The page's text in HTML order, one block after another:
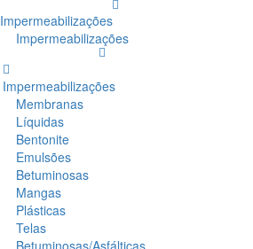
Impermeabilizações
Impermeabilizações
Impermeabilizações
Membranas
Líquidas
Bentonite
Emulsões
Betuminosas
Mangas
Plásticas
Telas
Betuminosas/Asfálticas